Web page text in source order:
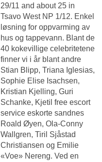
29/11 and about 25 in
Tsavo West NP 1/12. Enkel
løsning for oppvarming av
hus og tappevann. Blant de
40 kokevillige celebritetene
finner vi i år blant andre
Stian Blipp, Triana Iglesias,
Sophie Elise Isachsen,
Kristian Kjelling, Guri
Schanke, Kjetil free escort
service eskorte sandnes
Roald Øyen, Ola-Conny
Wallgren, Tiril Sjåstad
Christiansen og Emilie
«Voe» Nereng. Ved en